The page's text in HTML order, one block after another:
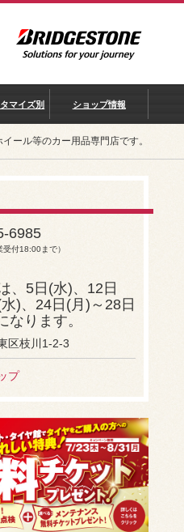
マイズ別 ショップ情報
ール等のカー用品専門店です。
6985
付18:00まで）
、5日(水)、12日
)、24日(月)～28日
なります。
区枝川1-2-3
プ